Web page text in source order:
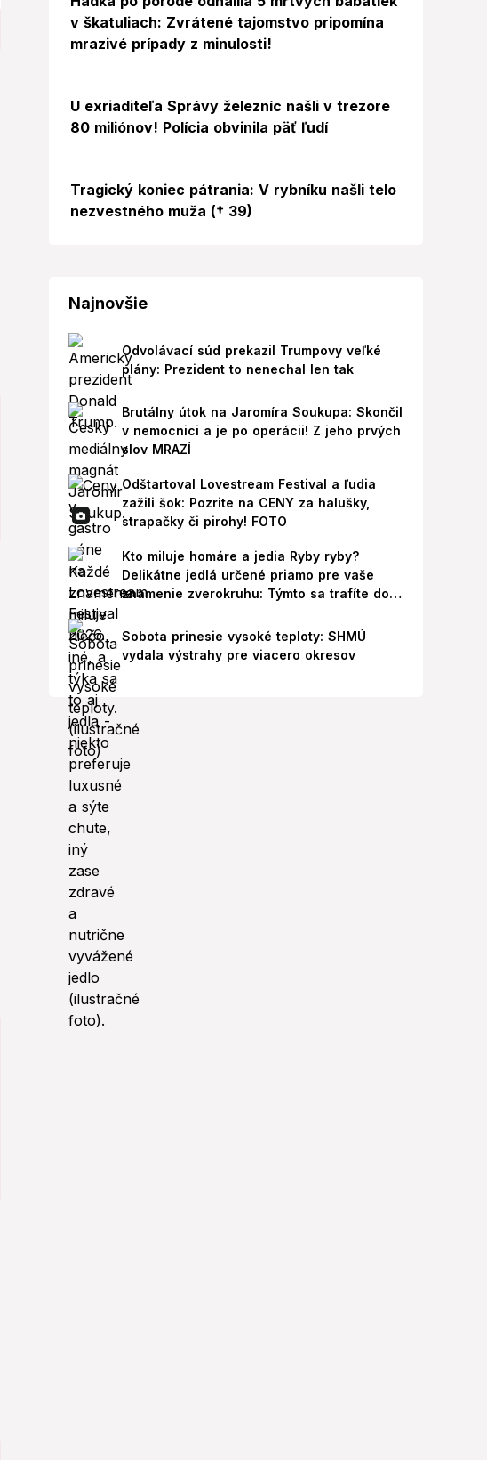
v škatuliach: Zvrátené tajomstvo pripomína
mrazivé prípady z minulosti!
U exriaditeľa Správy železníc našli v trezore
80 miliónov! Polícia obvinila päť ľudí
Tragický koniec pátrania: V rybníku našli telo
nezvestného muža († 39)
Najnovšie
Odvolávací súd prekazil Trumpovy veľké
plány: Prezident to nenechal len tak
Brutálny útok na Jaromíra Soukupa: Skončil
v nemocnici a je po operácii! Z jeho prvých
slov MRAZÍ
Odštartoval Lovestream Festival a ľudia
zažili šok: Pozrite na CENY za halušky,
strapačky či pirohy! FOTO
Kto miluje homáre a jedia Ryby ryby?
Delikátne jedlá určené priamo pre vaše
znamenie zverokruhu: Týmto sa trafíte do
Sobota prinesie vysoké teploty: SHMÚ
vydala výstrahy pre viacero okresov